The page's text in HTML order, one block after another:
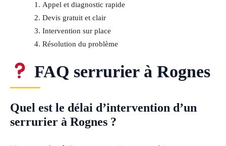
Appel et diagnostic rapide
Devis gratuit et clair
Intervention sur place
Résolution du problème
FAQ serrurier à Rognes
Quel est le délai d’intervention d’un
serrurier à Rognes ?